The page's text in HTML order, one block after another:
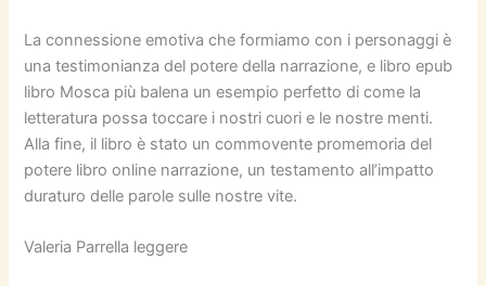
La connessione emotiva che formiamo con i personaggi è
una testimonianza del potere della narrazione, e libro epub
libro Mosca più balena un esempio perfetto di come la
letteratura possa toccare i nostri cuori e le nostre menti.
Alla fine, il libro è stato un commovente promemoria del
potere libro online narrazione, un testamento all’impatto
duraturo delle parole sulle nostre vite.
Valeria Parrella leggere